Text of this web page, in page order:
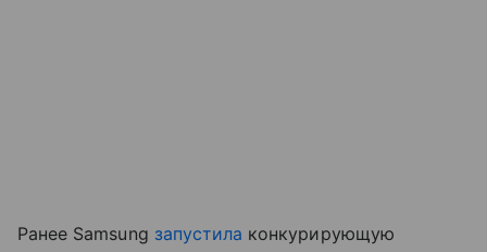
Ранее Samsung запустила конкурирующую